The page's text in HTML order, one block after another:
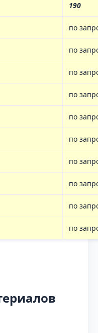
190
по
по
по
по
по
по
по
по
по
по